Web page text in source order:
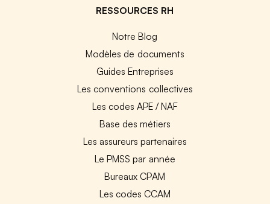
RESSOURCES RH
Notre Blog
Modèles de documents
Guides Entreprises
Les conventions collectives
Les codes APE / NAF
Base des métiers
Les assureurs partenaires
Le PMSS par année
Bureaux CPAM
Les codes CCAM